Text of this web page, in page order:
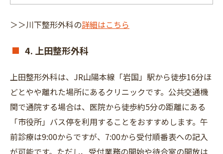
＞＞川下整形外科の詳細はこちら
4. 上田整形外科
上田整形外科は、JR山陽本線「岩国」駅から徒歩16分ほ
どとやや離れた場所にあるクリニックです。公共交通機
関で通院する場合は、医院から徒歩約5分の距離にある
「市役所」バス停を利用することをおすすめします。午
前診療は9:00からですが、7:00から受付順番表への記入